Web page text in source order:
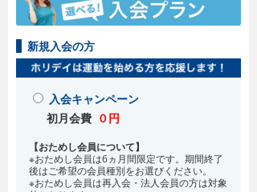
新規入会の方
入会キャンペーン
初月会費 ０円
【おためし会員について】
※おためし会員は6ヵ月間限定です。期間終了
後はご希望の会員種別をお選びください。
※おためし会員は再入会・法人会員の方は対象